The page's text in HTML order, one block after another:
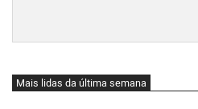
Mais lidas da última semana